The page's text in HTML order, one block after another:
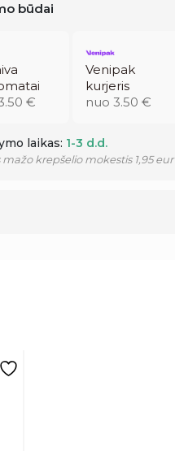
būdai
€
Venipak
kurjeris
nuo 3.50 €
laikas: 1-3 d.d.
krepšelio mokestis 1,95 eur